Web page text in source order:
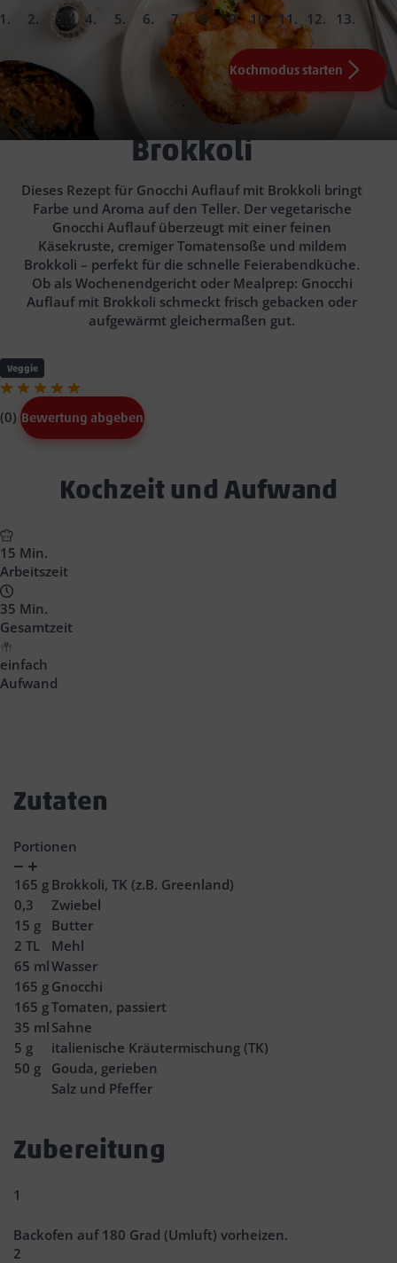
slide
slideslide
2.
slide
slide
slide
5.
slide
6.
slide
7.
slide
8.
slide
9.
slide
10.
slide
slide
Fertig!
Kochmodus starten
Angeboten der Woche
180 Grad (Umluft)
165g Brokkoli, TK (z.B. Greenland)
0,3Zwiebel g Butter
2 TL Mehl
65ml Wasser
165g Gnocchi eine Minute
165g Tomaten, passiert 35ml Sahne 5g
italienische Kräutermischung (TK)
Salz
Pfeffer
g Gouda, gerieben20 Min. backen
Gnocchi Auflauf mit
Brokkoli
Dieses Rezept für Gnocchi Auflauf mit Brokkoli bringt
Farbe und Aroma auf den Teller. Der vegetarische
Gnocchi Auflauf überzeugt mit einer feinen
Käsekruste, cremiger Tomatensoße und mildem
Brokkoli – perfekt für die schnelle Feierabendküche.
Ob als Wochenendgericht oder Mealprep: Gnocchi
Auflauf mit Brokkoli schmeckt frisch gebacken oder
aufgewärmt gleichermaßen gut.
Veggie
(0) Bewertung abgeben
Text
Headline
Kochzeit und Aufwand
15 Min.
Arbeitszeit
35 Min.
Gesamtzeit
einfach
Aufwand
Zutaten
Portionen
Verringern
Zunahme
165 g Brokkoli, TK (z.B. Greenland)
0,3
Zwiebel
15 g
Butter
2 TL
Mehl
65 mlWasser
165 g Gnocchi
165 gTomaten, passiert
35 ml Sahne
5 g
italienische Kräutermischung (TK)
50 g
Gouda, gerieben
Salz und Pfeffer
Zubereitung
1
Backofen auf 180 Grad (Umluft) vorheizen.
2